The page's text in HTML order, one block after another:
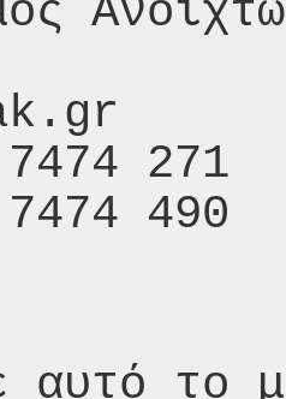
271
αυτό το